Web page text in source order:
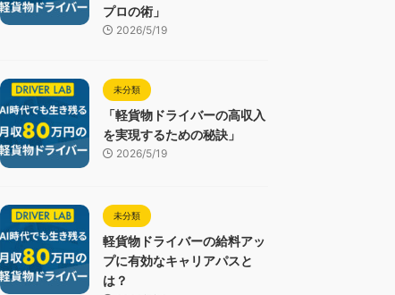
プロの術」
2026/5/19
未分類
「軽貨物ドライバーの高収入
を実現するための秘訣」
2026/5/19
未分類
軽貨物ドライバーの給料アッ
プに有効なキャリアパスと
は？